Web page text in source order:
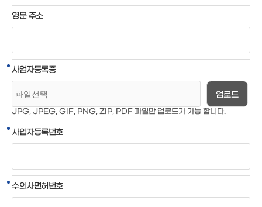
영문 주소
사업자등록증
업로드
JPG, JPEG, GIF, PNG, ZIP, PDF 파일만 업로드가 가능 합니다.
사업자등록번호
수의사면허번호